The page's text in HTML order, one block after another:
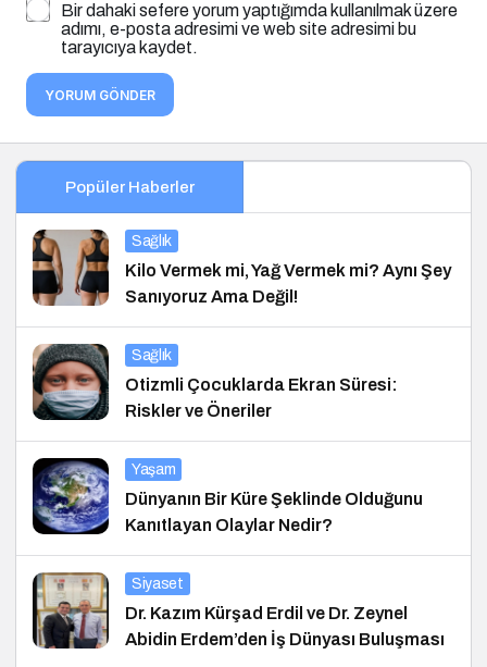
Bir dahaki sefere yorum yaptığımda kullanılmak üzere
adımı, e-posta adresimi ve web site adresimi bu
tarayıcıya kaydet.
YORUM GÖNDER
Popüler Haberler
Sağlık
Kilo Vermek mi, Yağ Vermek mi? Aynı Şey
Sanıyoruz Ama Değil!
Sağlık
Otizmli Çocuklarda Ekran Süresi:
Riskler ve Öneriler
Yaşam
Dünyanın Bir Küre Şeklinde Olduğunu
Kanıtlayan Olaylar Nedir?
Siyaset
Dr. Kazım Kürşad Erdil ve Dr. Zeynel
Abidin Erdem’den İş Dünyası Buluşması